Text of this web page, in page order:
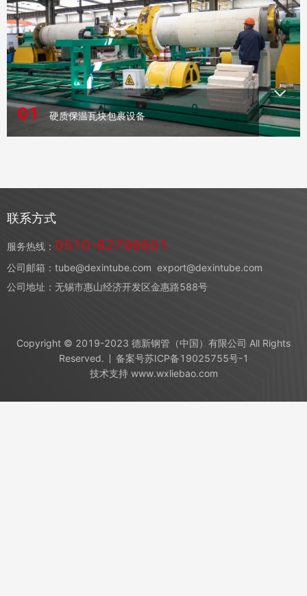
01 硬质保温瓦块包裹设备
联系方式
服务热线： 0510-82796601
公司邮箱：tube@dexintube.com export@dexintube.com
公司地址：无锡市惠山经济开发区金惠路588号
Copyright © 2019-2023 德新钢管（中国）有限公司 All Rights
Reserved.
备案号苏ICP备19025755号-1
技术支持 www.wxliebao.com